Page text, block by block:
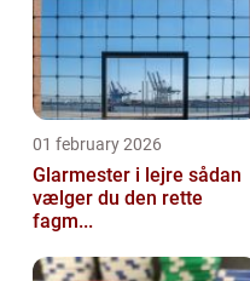
01 february 2026
Glarmester i lejre sådan
vælger du den rette
fagm...